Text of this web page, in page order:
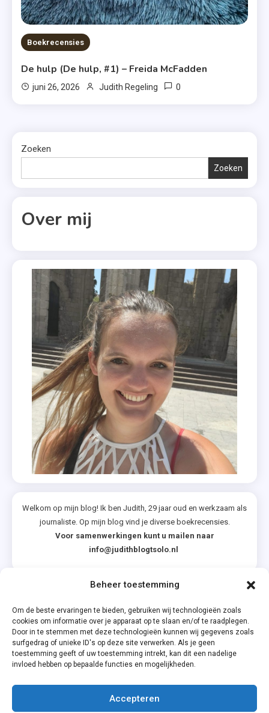
Beheer toestemming
Om de beste ervaringen te bieden, gebruiken wij technologieën zoals
cookies om informatie over je apparaat op te slaan en/of te raadplegen.
Door in te stemmen met deze technologieën kunnen wij gegevens zoals
surfgedrag of unieke ID's op deze site verwerken. Als je geen
toestemming geeft of uw toestemming intrekt, kan dit een nadelige
invloed hebben op bepaalde functies en mogelijkheden.
Accepteren
Boekrecensies
De hulp (De hulp, #1) – Freida McFadden
juni 26, 2026 Judith Regeling 0
Zoeken
Zoeken
Over mij
Welkom op mijn blog! Ik ben Judith, 29 jaar oud en werkzaam als
journaliste. Op mijn blog vind je diverse boekrecensies.
Voor samenwerkingen kunt u mailen naar
info@judithblogtsolo.nl